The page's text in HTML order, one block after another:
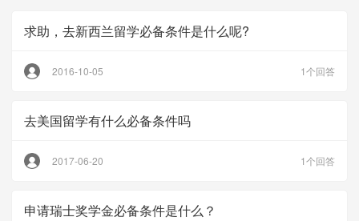
求助，去新西兰留学必备条件是什么呢?
2016-10-05 1个回答
去美国留学有什么必备条件吗
2017-06-20 1个回答
申请瑞士奖学金必备条件是什么？